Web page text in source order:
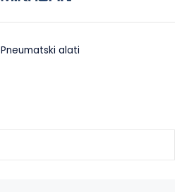
Pneumatski alati